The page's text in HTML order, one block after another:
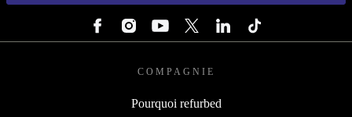
COMPAGNIE
Pourquoi refurbed